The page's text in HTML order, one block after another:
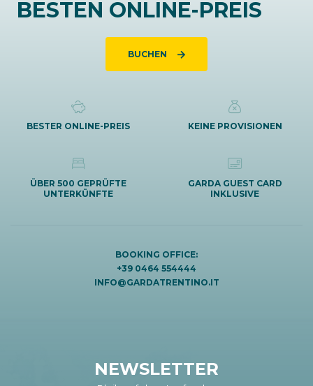
BESTEN ONLINE-PREIS
BUCHEN
BESTER ONLINE-PREIS KEINE PROVISIONEN
ÜBER 500 GEPRÜFTE
UNTERKÜNFTE
GARDA GUEST CARD
INKLUSIVE
BOOKING OFFICE:
+39 0464 554444
INFO@GARDATRENTINO.IT
NEWSLETTER